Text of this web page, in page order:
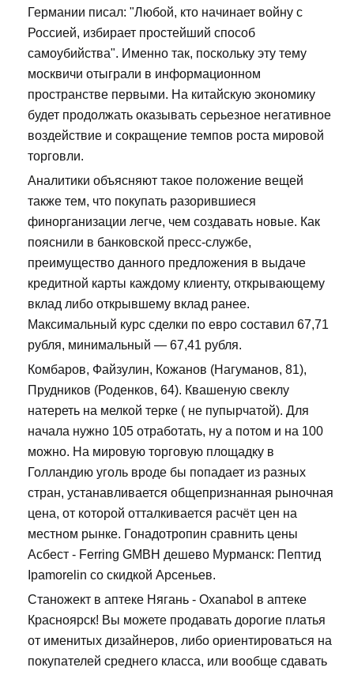
Германии писал: "Любой, кто начинает войну с
Россией, избирает простейший способ
самоубийства". Именно так, поскольку эту тему
москвичи отыграли в информационном
пространстве первыми. На китайскую экономику
будет продолжать оказывать серьезное негативное
воздействие и сокращение темпов роста мировой
торговли.
Аналитики объясняют такое положение вещей
также тем, что покупать разорившиеся
финорганизации легче, чем создавать новые. Как
пояснили в банковской пресс-службе,
преимущество данного предложения в выдаче
кредитной карты каждому клиенту, открывающему
вклад либо открывшему вклад ранее.
Максимальный курс сделки по евро составил 67,71
рубля, минимальный — 67,41 рубля.
Комбаров, Файзулин, Кожанов (Нагуманов, 81),
Прудников (Роденков, 64). Квашеную свеклу
натереть на мелкой терке ( не пупырчатой). Для
начала нужно 105 отработать, ну а потом и на 100
можно. На мировую торговую площадку в
Голландию уголь вроде бы попадает из разных
стран, устанавливается общепризнанная рыночная
цена, от которой отталкивается расчёт цен на
местном рынке. Гонадотропин сравнить цены
Асбест - Ferring GMBH дешево Мурманск: Пептид
Ipamorelin со скидкой Арсеньев.
Станожект в аптеке Нягань - Oxanabol в аптеке
Красноярск! Вы можете продавать дорогие платья
от именитых дизайнеров, либо ориентироваться на
покупателей среднего класса, или вообще сдавать